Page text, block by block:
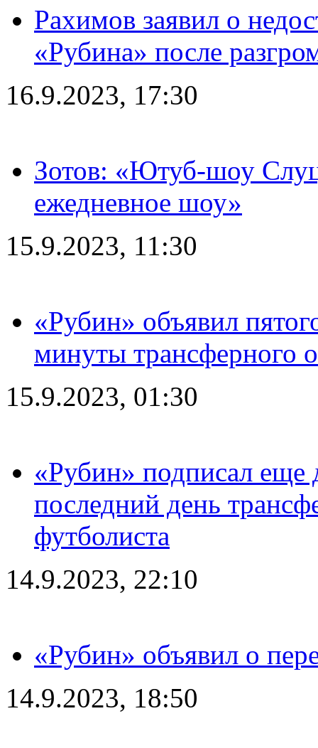
Рахимов заявил о
«Рубина» после
16.9.2023, 17:30
Зотов: «Ютуб-шоу
ежедневное шоу»
15.9.2023, 11:30
«Рубин» объявил
минуты трансферного
15.9.2023, 01:30
«Рубин» подписал еще
последний день
футболиста
14.9.2023, 22:10
«Рубин» объявил о
14.9.2023, 18:50